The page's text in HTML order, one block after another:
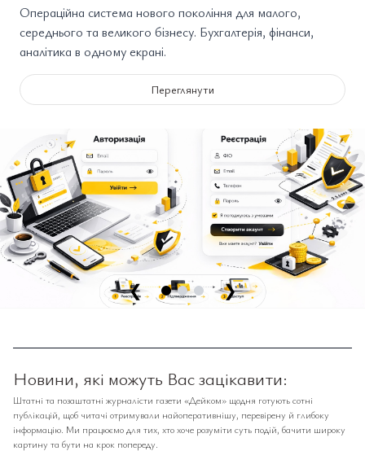
Операційна система нового покоління для малого,
середнього та великого бізнесу. Бухгалтерія, фінанси,
аналітика в одному екрані.
Переглянути
❮ ❯
Новини, які можуть Вас зацікавити:
Штатні та позаштатні журналісти газети «Дейком» щодня готують сотні
публікацій, щоб читачі отримували найоперативнішу, перевірену й глибоку
інформацію. Ми працюємо для тих, хто хоче розуміти суть подій, бачити широку
картину та бути на крок попереду.